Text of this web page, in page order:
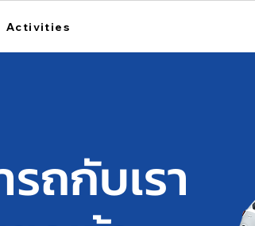
Activities
ถกับเรา